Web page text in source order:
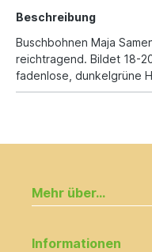
Beschreibung
Buschbohnen Maja
reichtragend. Bildet 18-
fadenlose, dunkelgrüne
Mehr über...
Informationen